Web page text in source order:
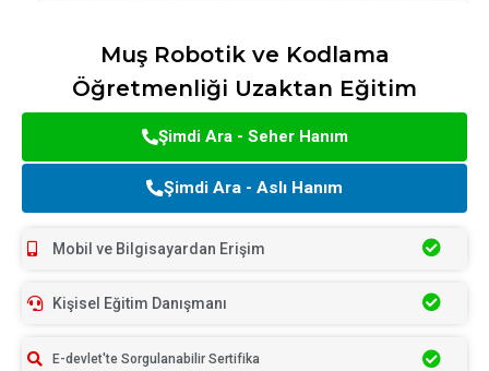
Muş Robotik ve Kodlama
Öğretmenliği Uzaktan Eğitim
Şimdi Ara - Seher Hanım
Şimdi Ara - Aslı Hanım
Mobil ve Bilgisayardan Erişim
Kişisel Eğitim Danışmanı
E-devlet'te Sorgulanabilir Sertifika